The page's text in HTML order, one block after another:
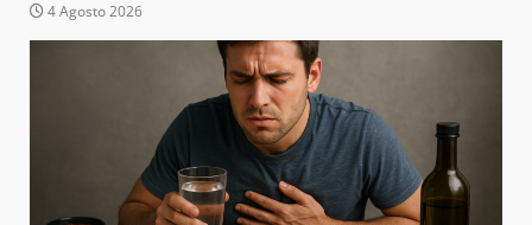
4 Agosto 2026